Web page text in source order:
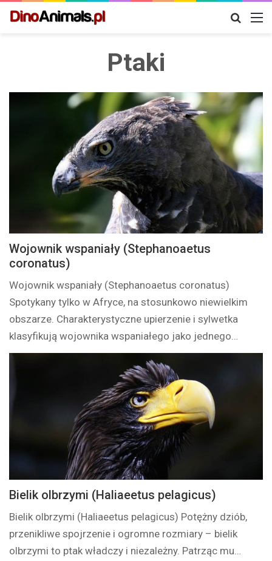
Szukaj
Ptaki
Wojownik wspaniały (Stephanoaetus
coronatus)
Wojownik wspaniały (Stephanoaetus coronatus)
Spotykany tylko w Afryce, na stosunkowo niewielkim
obszarze. Charakterystyczne upierzenie i sylwetka
klasyfikują wojownika wspaniałego jako jednego…
Bielik olbrzymi (Haliaeetus pelagicus)
Bielik olbrzymi (Haliaeetus pelagicus) Potężny dziób,
przenikliwe spojrzenie i ogromne rozmiary – bielik
olbrzymi to ptak władczy i niezależny. Patrząc mu…